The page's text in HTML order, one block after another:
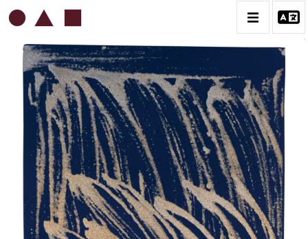
ROBERT MALAVAL
BIOGRAPHIE
CATALOGUE DES OEUVRES
CONTACT